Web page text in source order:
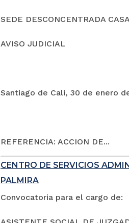
SEDE DESCONCENTRADA
AVISO JUDICIAL
Santiago de Cali, 30 de enero
REFERENCIA: ACCION DE...
CENTRO DE SERVICIOS
PALMIRA
Convocatoria para el cargo de: